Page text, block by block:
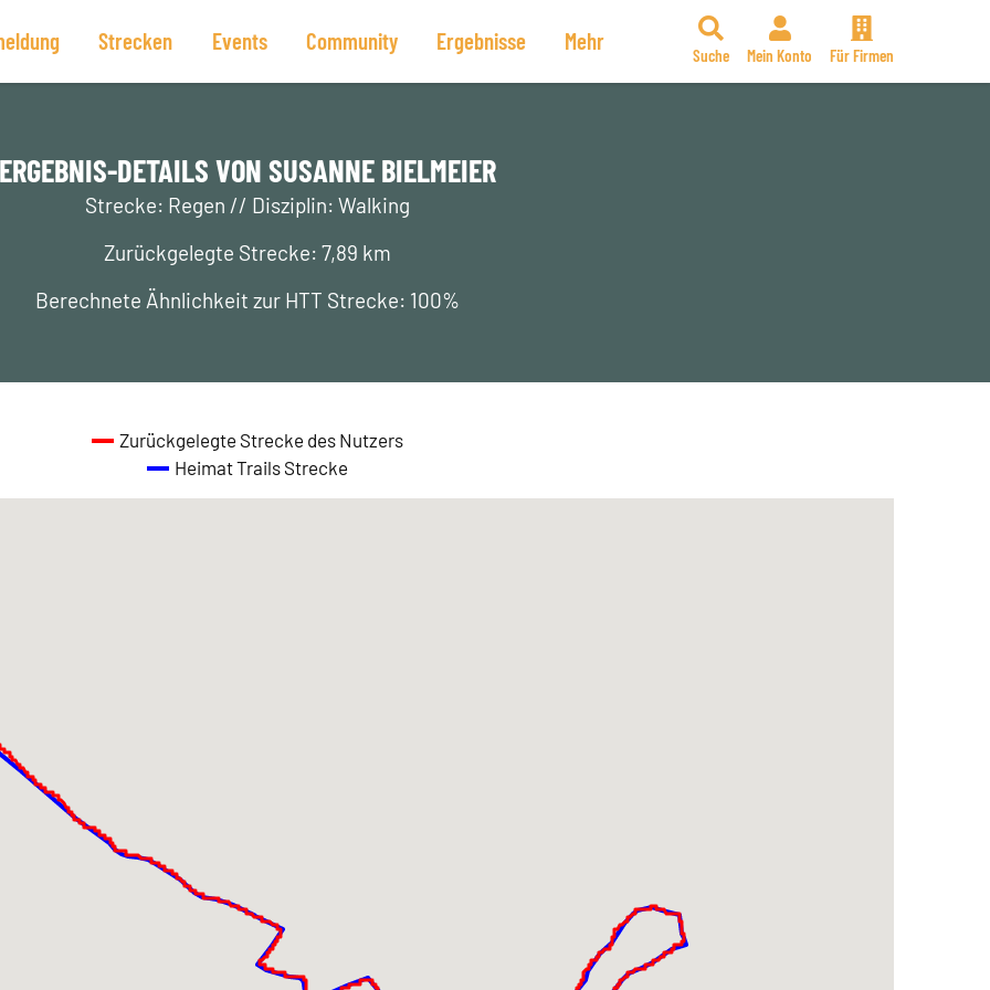
Strecken Events Community Ergebnisse Mehr
Suche Mein Konto Für Firmen
ERGEBNIS-DETAILS VON SUSANNE BIELMEIER
Strecke: Regen // Disziplin: Walking
Zurückgelegte Strecke: 7,89 km
Berechnete Ähnlichkeit zur HTT Strecke: 100%
Zurückgelegte Strecke des Nutzers
Heimat Trails Strecke